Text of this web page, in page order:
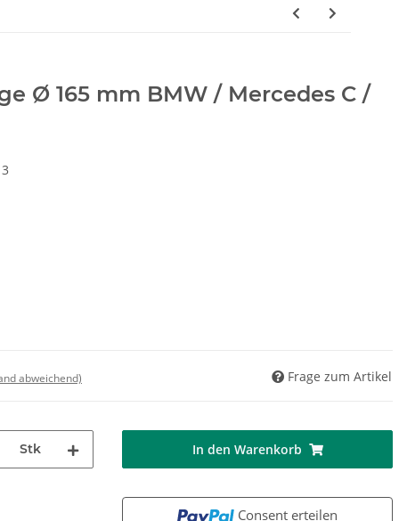
Ø 165 mm BMW / Mercedes C /
abweichend) Frage zum Artikel
Stk In den Warenkorb
Consent erteilen